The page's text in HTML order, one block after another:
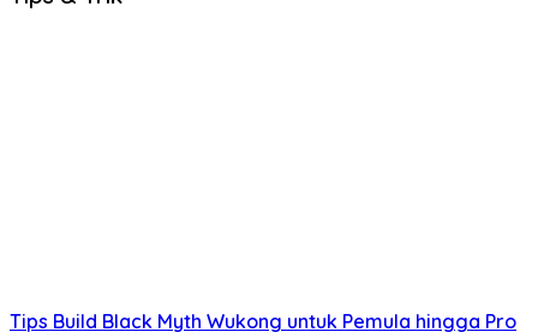
Tips Build Black Myth Wukong untuk Pemula hingga Pro